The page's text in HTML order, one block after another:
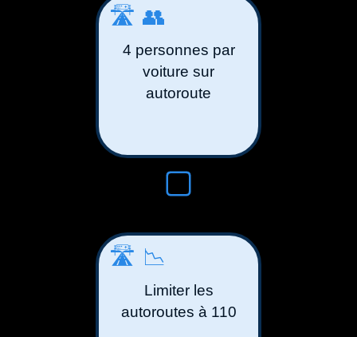
🛣️👥
4 personnes par
voiture sur
autoroute
🛣️📉
Limiter les
autoroutes à 110